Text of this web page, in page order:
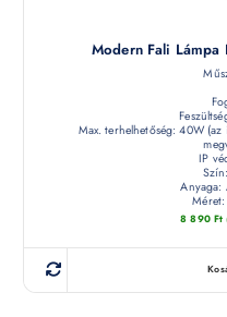
Modern Fali
Max. terhelhetőség: 40W
IP
Anyaga:
8 890 Ft